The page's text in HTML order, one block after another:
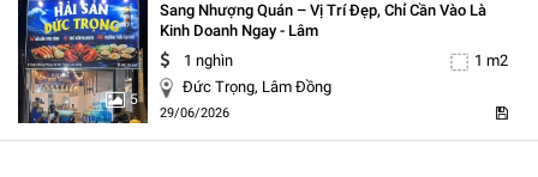
5
Sang Nhượng Quán – Vị Trí Đẹp, Chỉ Cần Vào Là
Kinh Doanh Ngay - Lâm
1 nghìn
1 m2
Đức Trọng, Lâm Đồng
29/06/2026